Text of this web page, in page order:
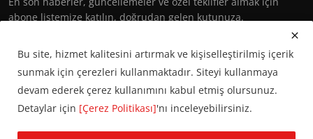
abone listemize katılın, doğrudan gelen kutunuza.
Abone Ol
Bu site, hizmet kalitesini artırmak ve kişiselleştirilmiş içerik
sunmak için çerezleri kullanmaktadır. Siteyi kullanmaya
devam ederek çerez kullanımını kabul etmiş olursunuz.
Detaylar için [Çerez Politikası]'nı inceleyebilirsiniz.